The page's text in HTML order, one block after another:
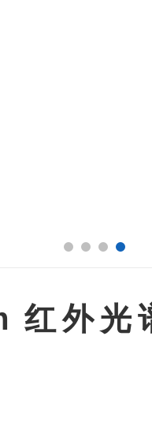
红外